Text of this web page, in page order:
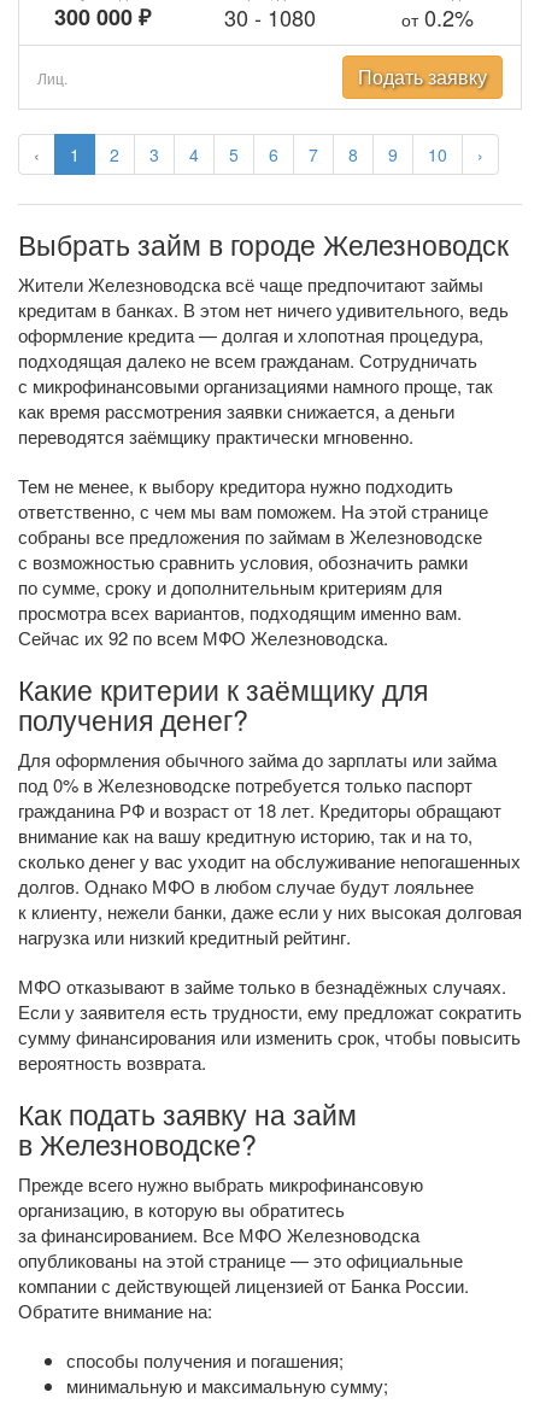
‹ 1 2 3 4 5 6 7 8 9 10 ›
300 000 ₽ 30 - 1080 от0.2%
Лиц. Подать заявку
Выбрать займ в городе Железноводск
Жители Железноводска всё чаще предпочитают займы
кредитам в банках. В этом нет ничего удивительного, ведь
оформление кредита — долгая и хлопотная процедура,
подходящая далеко не всем гражданам. Сотрудничать
с микрофинансовыми организациями намного проще, так
как время рассмотрения заявки снижается, а деньги
переводятся заёмщику практически мгновенно.
Тем не менее, к выбору кредитора нужно подходить
ответственно, с чем мы вам поможем. На этой странице
собраны все предложения по займам в Железноводске
с возможностью сравнить условия, обозначить рамки
по сумме, сроку и дополнительным критериям для
просмотра всех вариантов, подходящим именно вам.
Сейчас их 92 по всем МФО Железноводска.
Какие критерии к заёмщику для
получения денег?
Для оформления обычного займа до зарплаты или займа
под 0% в Железноводске потребуется только паспорт
гражданина РФ и возраст от 18 лет. Кредиторы обращают
внимание как на вашу кредитную историю, так и на то,
сколько денег у вас уходит на обслуживание непогашенных
долгов. Однако МФО в любом случае будут лояльнее
к клиенту, нежели банки, даже если у них высокая долговая
нагрузка или низкий кредитный рейтинг.
МФО отказывают в займе только в безнадёжных случаях.
Если у заявителя есть трудности, ему предложат сократить
сумму финансирования или изменить срок, чтобы повысить
вероятность возврата.
Как подать заявку на займ
в Железноводске?
Прежде всего нужно выбрать микрофинансовую
организацию, в которую вы обратитесь
за финансированием. Все МФО Железноводска
опубликованы на этой странице — это официальные
компании с действующей лицензией от Банка России.
Обратите внимание на:
способы получения и погашения;
минимальную и максимальную сумму;